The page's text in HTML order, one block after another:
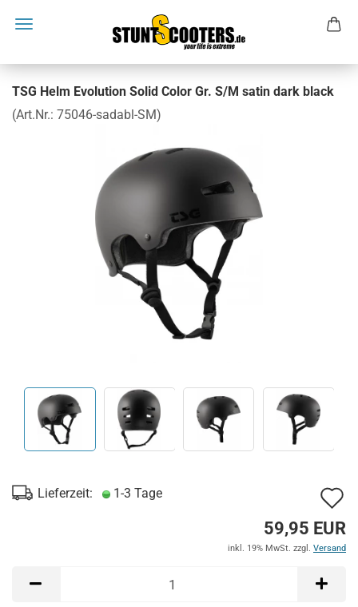
TSG Helm Evolution Solid Color Gr. S/M satin dark black
(Art.Nr.: 75046-sadabl-SM)
Lieferzeit: 1-3 Tage
59,95 EUR
inkl. 19% MwSt. zzgl. Versand